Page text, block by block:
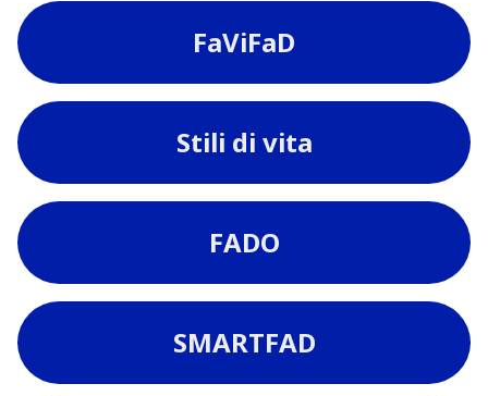
FaViFaD
Stili di vita
FADO
SMARTFAD